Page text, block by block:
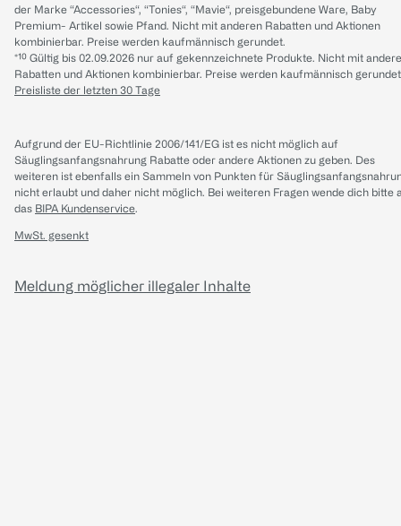
der Marke “Accessories“, “Tonies“, “Mavie“, preisgebundene Ware, Baby
Premium- Artikel sowie Pfand. Nicht mit anderen Rabatten und Aktionen
kombinierbar. Preise werden kaufmännisch gerundet.
*¹⁰ Gültig bis 02.09.2026 nur auf gekennzeichnete Produkte. Nicht mit
Rabatten und Aktionen kombinierbar. Preise werden kaufmännisch
Preisliste der letzten 30 Tage
Aufgrund der EU-Richtlinie 2006/141/EG ist es nicht möglich auf
Säuglingsanfangsnahrung Rabatte oder andere Aktionen zu geben. Des
weiteren ist ebenfalls ein Sammeln von Punkten für
nicht erlaubt und daher nicht möglich. Bei weiteren Fragen wende dich bitte
das BIPA Kundenservice.
MwSt. gesenkt
Meldung möglicher illegaler Inhalte